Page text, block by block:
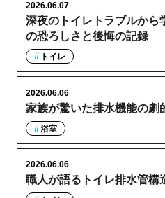
深夜のトイレトラブルから
の恐ろしさと後悔の記録
2026.06.07
トイレ
家族が驚いた排水機能の劇
2026.06.06
浴室
職人が語るトイレ排水管構
2026.06.06